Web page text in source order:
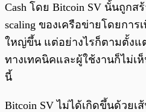
Cash โดย Bitcoin SV นั้นถูกส
scaling ของเครือข่ายโดยการ
ใหญ่ขึ้น แต่อย่างไรก็ตามตั้ง
ทางเทคนิคและผู้ใช้งานก็ไม่เ
นี้
Bitcoin SV ไม่ได้เกิดขึ้นด้วยเ